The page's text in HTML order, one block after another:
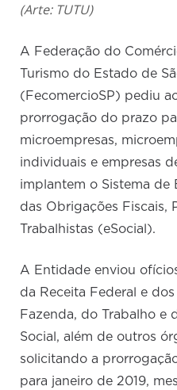
(Arte: TUTU)
A Federação do
Turismo do Estado de
(FecomercioSP) pediu
prorrogação do prazo
microempresas,
individuais e empresas
implantem o Sistema de
das Obrigações Fiscais,
Trabalhistas (eSocial).
A Entidade enviou
da Receita Federal e
Fazenda, do Trabalho e
Social, além de outros
solicitando a
para janeiro de 2019,